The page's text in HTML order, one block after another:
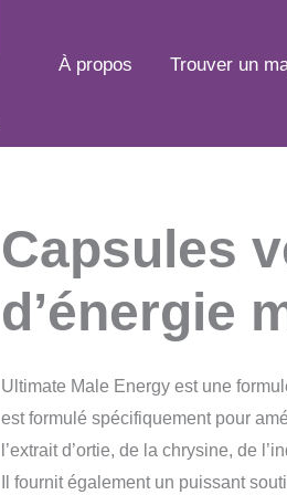
À propos Trouver un
Capsules
d’énergie
Ultimate Male Energy est une
est formulé spécifiquement pour
l’extrait d’ortie, de la chrysine, de
Il fournit également un puissant